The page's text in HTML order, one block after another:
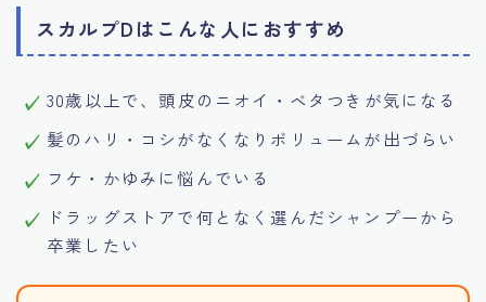
スカルプDはこんな人におすすめ
30歳以上で、頭皮のニオイ・ベタつきが気になる
髪のハリ・コシがなくなりボリュームが出づらい
フケ・かゆみに悩んでいる
ドラッグストアで何となく選んだシャンプーから
卒業したい